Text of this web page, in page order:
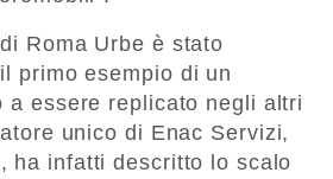
Roma Urbe è stato
primo esempio di un
a essere replicato negli altri
unico di Enac Servizi,
, ha infatti descritto lo scalo